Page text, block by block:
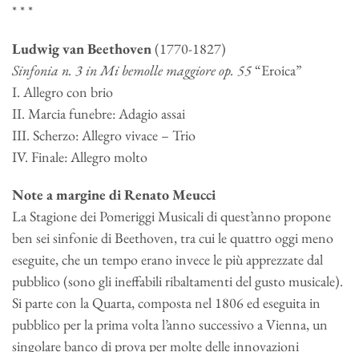
* * *
Ludwig van Beethoven(1770-1827)
Sinfonia n. 3 in Mi bemolle maggiore op. 55“Eroica”
I. Allegro con brio
II. Marcia funebre: Adagio assai
III. Scherzo: Allegro vivace – Trio
IV. Finale: Allegro molto
Note a margine di Renato Meucci
La Stagione dei Pomeriggi Musicali di quest’anno propone
ben sei sinfonie di Beethoven, tra cui le quattro oggi meno
eseguite, che un tempo erano invece le più apprezzate dal
pubblico (sono gli ineffabili ribaltamenti del gusto musicale).
Si parte con la Quarta, composta nel 1806 ed eseguita in
pubblico per la prima volta l’anno successivo a Vienna, un
singolare banco di prova per molte delle innovazioni